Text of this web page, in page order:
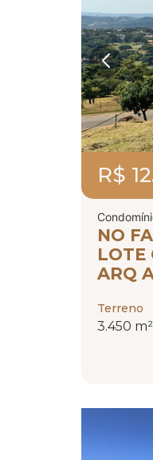
R$
NO
LOTE
ARQ
Terreno
3.450 m²